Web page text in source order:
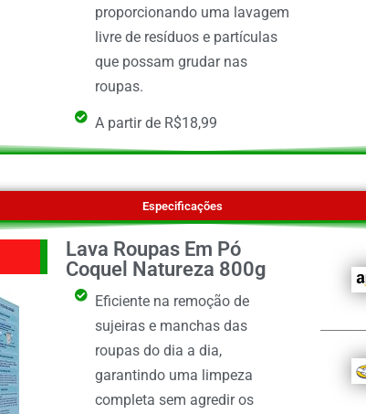
proporcionando uma lavagem
livre de resíduos e partículas
que possam grudar nas
roupas.
A partir de R$18,99
Especificações
Lava Roupas Em Pó
Coquel Natureza 800g
Eficiente na remoção de
sujeiras e manchas das
roupas do dia a dia,
garantindo uma limpeza
completa sem agredir os